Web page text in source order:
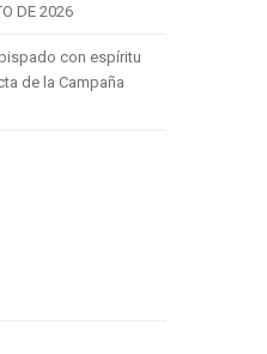
DE 2026
con espíritu
de la Campaña